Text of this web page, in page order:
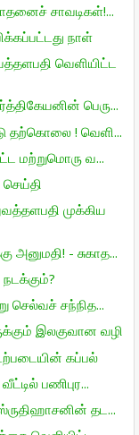
சாவடிகள்!...
நாள்
வெளியிட்ட
பெரு...
தற்கொலை ! வெளி...
மற்றுமொரு வ...
செய்தி
முக்கிய
அனுமதி! - சுகாத...
செல்வச் சந்நித...
இலகுவான வழி
கப்பல்
பணிபுர...
தட...